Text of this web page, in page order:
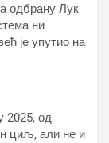
одбрану Лук
ни
је упутио на
2025, од
циљ, али не и